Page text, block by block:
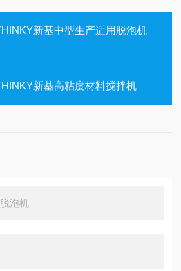
新基中型生产适用脱泡机
新基高粘度材料搅拌机